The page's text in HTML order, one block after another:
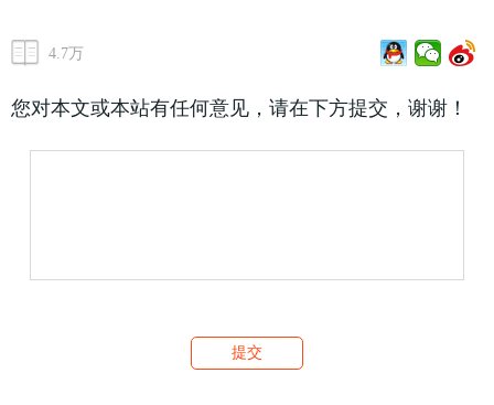
4.7万
您对本文或本站有任何意见，请在下方提交，谢谢！